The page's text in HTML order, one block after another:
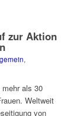
zur Aktion
,
als 30
Weltweit
von